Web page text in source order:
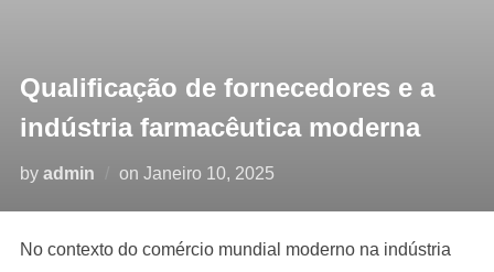
Qualificação de fornecedores e a
indústria farmacêutica moderna
by admin on Janeiro 10, 2025
No contexto do comércio mundial moderno na indústria